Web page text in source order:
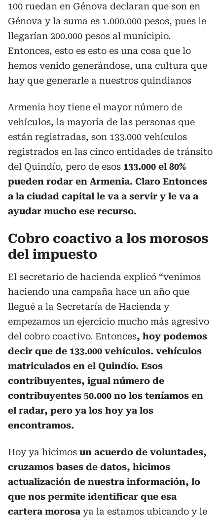
100 ruedan en Génova declaran que son en
Génova y la suma es 1.000.000 pesos, pues le
llegarían 200.000 pesos al municipio.
Entonces, esto es esto es una cosa que lo
hemos venido generándose, una cultura que
hay que generarle a nuestros quindianos
Armenia hoy tiene el mayor número de
vehículos, la mayoría de las personas que
están registradas, son 133.000 vehículos
registrados en las cinco entidades de tránsito
del Quindío, pero de esos 133.000 el 80%
pueden rodar en Armenia. Claro Entonces
a la ciudad capital le va a servir y le va a
ayudar mucho ese recurso.
Cobro coactivo a los morosos
del impuesto
El secretario de hacienda explicó “venimos
haciendo una campaña hace un año que
llegué a la Secretaría de Hacienda y
empezamos un ejercicio mucho más agresivo
del cobro coactivo. Entonces, hoy podemos
decir que de 133.000 vehículos. vehículos
matriculados en el Quindío. Esos
contribuyentes, igual número de
contribuyentes 50.000 no los teníamos en
el radar, pero ya los hoy ya los
encontramos.
Hoy ya hicimos un acuerdo de voluntades,
cruzamos bases de datos, hicimos
actualización de nuestra información, lo
que nos permite identificar que esa
cartera morosa ya la estamos ubicando y le